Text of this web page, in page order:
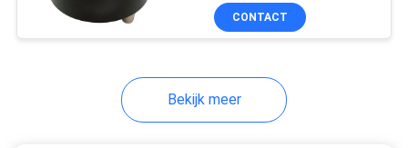
CONTACT
Bekijk meer